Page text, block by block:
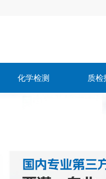
化学检测 质检